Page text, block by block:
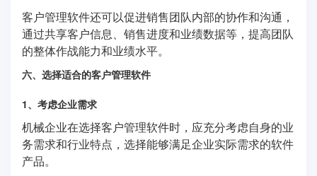
客户管理软件还可以促进销售团队内部的协作和沟通，
通过共享客户信息、销售进度和业绩数据等，提高团队
的整体作战能力和业绩水平。
六、选择适合的客户管理软件
1、考虑企业需求
机械企业在选择客户管理软件时，应充分考虑自身的业
务需求和行业特点，选择能够满足企业实际需求的软件
产品。